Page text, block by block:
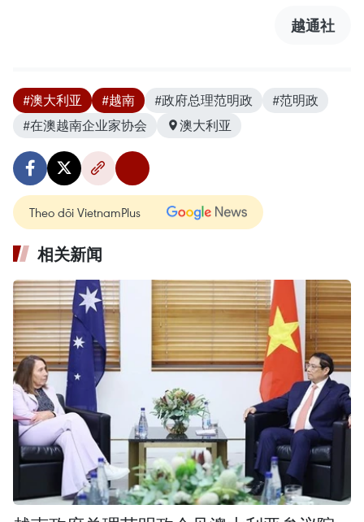
越通社
#澳大利亚 #越南 #政府总理范明政
#范明政
#在澳越南企业家协会
澳大利亚
Theo dõi VietnamPlus
相关新闻